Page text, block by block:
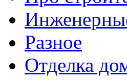
Разное
Отделка